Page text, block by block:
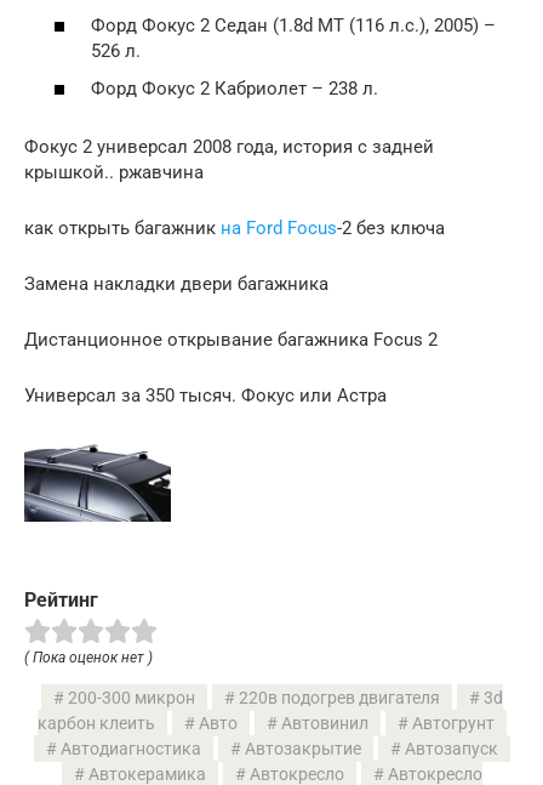
Форд Фокус 2 Седан (1.8d MT (116 л.с.), 2005) –
526 л.
Форд Фокус 2 Кабриолет – 238 л.
Фокус 2 универсал 2008 года, история с задней
крышкой.. ржавчина
как открыть багажник на Ford Focus-2 без ключа
Замена накладки двери багажника
Дистанционное открывание багажника Focus 2
Универсал за 350 тысяч. Фокус или Астра
Рейтинг
( Пока оценок нет )
200-300 микрон 220в подогрев двигателя
3d
карбон клеить
Авто Автовинил
Автогрунт
Автодиагностика
Автозакрытие
Автозапуск
Автокерамика
Автокресло
Автокресло